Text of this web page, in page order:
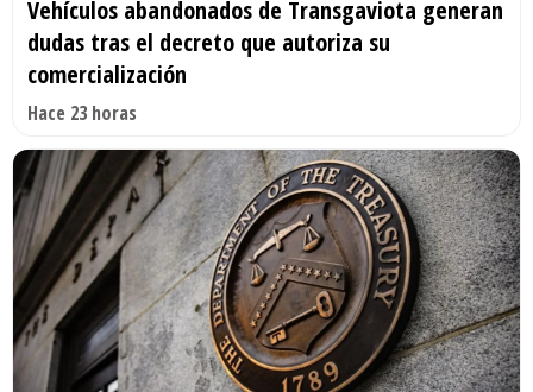
Vehículos abandonados de Transgaviota generan
dudas tras el decreto que autoriza su
comercialización
Hace 23 horas